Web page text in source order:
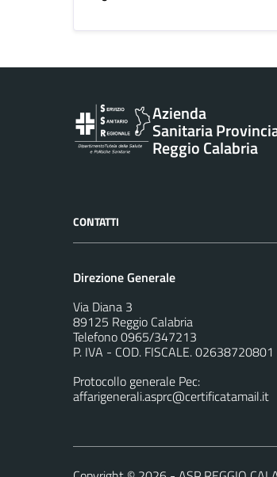
Azienda
Sanitaria
Reggio Calabria
CONTATTI
Direzione Generale
Via Diana 3
89125 Reggio Calabria
Telefono 0965/347213
P. IVA - COD. FISCALE. 02638720801
Protocollo generale Pec:
affarigenerali.asprc@certificatamail.it